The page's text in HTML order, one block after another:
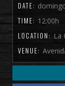
DATE:
TIME: 12:00h
LOCATION: La
VENUE: